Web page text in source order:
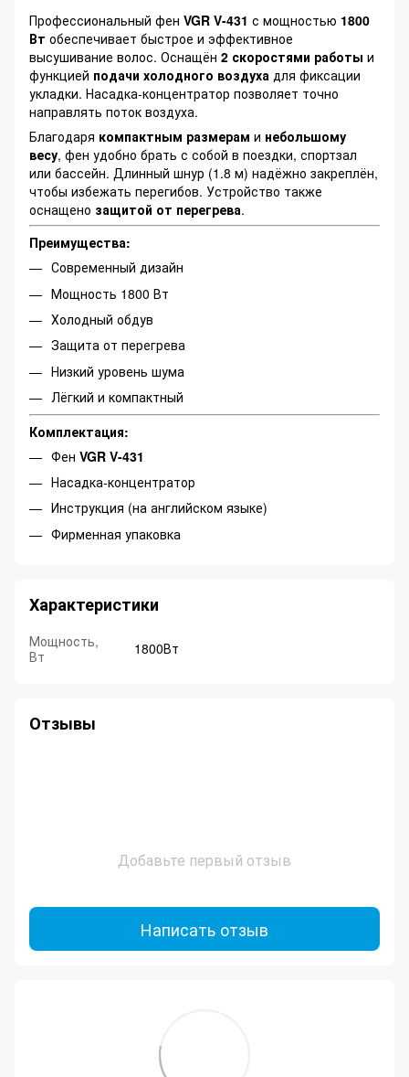
Профессиональный фен VGR V-431 с мощностью 1800
Вт обеспечивает быстрое и эффективное
высушивание волос. Оснащён 2 скоростями работы и
функцией подачи холодного воздуха для фиксации
укладки. Насадка-концентратор позволяет точно
направлять поток воздуха.
Благодаря компактным размерам и небольшому
весу, фен удобно брать с собой в поездки, спортзал
или бассейн. Длинный шнур (1.8 м) надёжно закреплён,
чтобы избежать перегибов. Устройство также
оснащено защитой от перегрева.
Преимущества:
Современный дизайн
Мощность 1800 Вт
Холодный обдув
Защита от перегрева
Низкий уровень шума
Лёгкий и компактный
Комплектация:
Фен VGR V-431
Насадка-концентратор
Инструкция (на английском языке)
Фирменная упаковка
Характеристики
Мощность,
Вт
1800Вт
Отзывы
Добавьте первый отзыв
Написать отзыв